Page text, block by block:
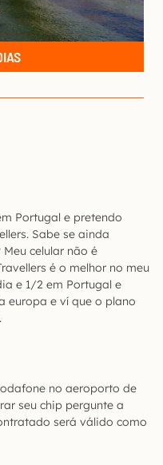
Portugal e pretendo
Sabe se ainda
celular não é
é o melhor no meu
e 1/2 em Portugal e
europa e ví que o plano
no aeroporto de
seu chip pergunte a
será válido como